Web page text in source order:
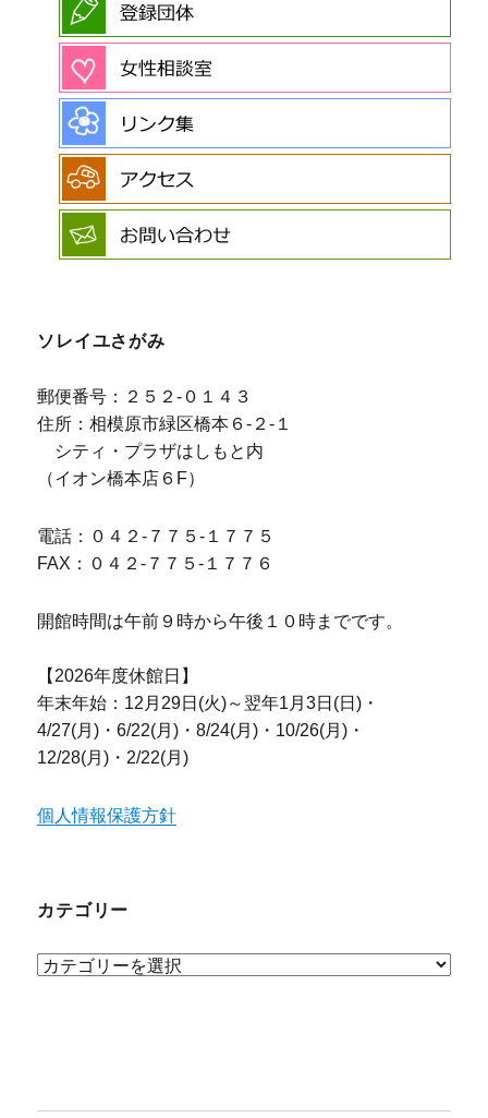
ソレイユさがみ
郵便番号：２５２-０１４３
住所：相模原市緑区橋本６-２-１
シティ・プラザはしもと内
（イオン橋本店６F）
電話：０４２-７７５-１７７５
FAX：０４２-７７５-１７７６
開館時間は午前９時から午後１０時までです。
【2026年度休館日】
年末年始：12月29日(火)～翌年1月3日(日)・
4/27(月)・6/22(月)・8/24(月)・10/26(月)・
12/28(月)・2/22(月)
個人情報保護方針
カテゴリー
カ